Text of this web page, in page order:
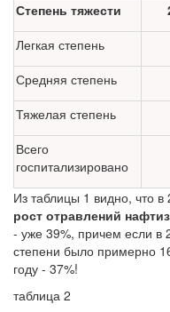
Степень тяжести
Легкая степень
Средняя степень
Тяжелая степень
Всего
госпитализировано
Из таблицы 1 видно, что
рост отравлений
- уже 39%, причем если в
степени было примерно
году - 37%!
таблица 2